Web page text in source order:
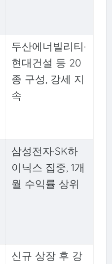
두산에너빌리티·
현대건설 등 20
종 구성, 강세 지
속
삼성전자·SK하
이닉스 집중, 1개
월 수익률 상위
신규 상장 후 강